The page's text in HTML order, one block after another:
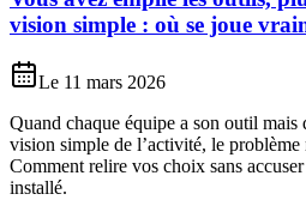
vision simple : où se joue
Le 11 mars 2026
Quand chaque équipe a son outil mais
vision simple de l’activité, le problème
Comment relire vos choix sans
installé.